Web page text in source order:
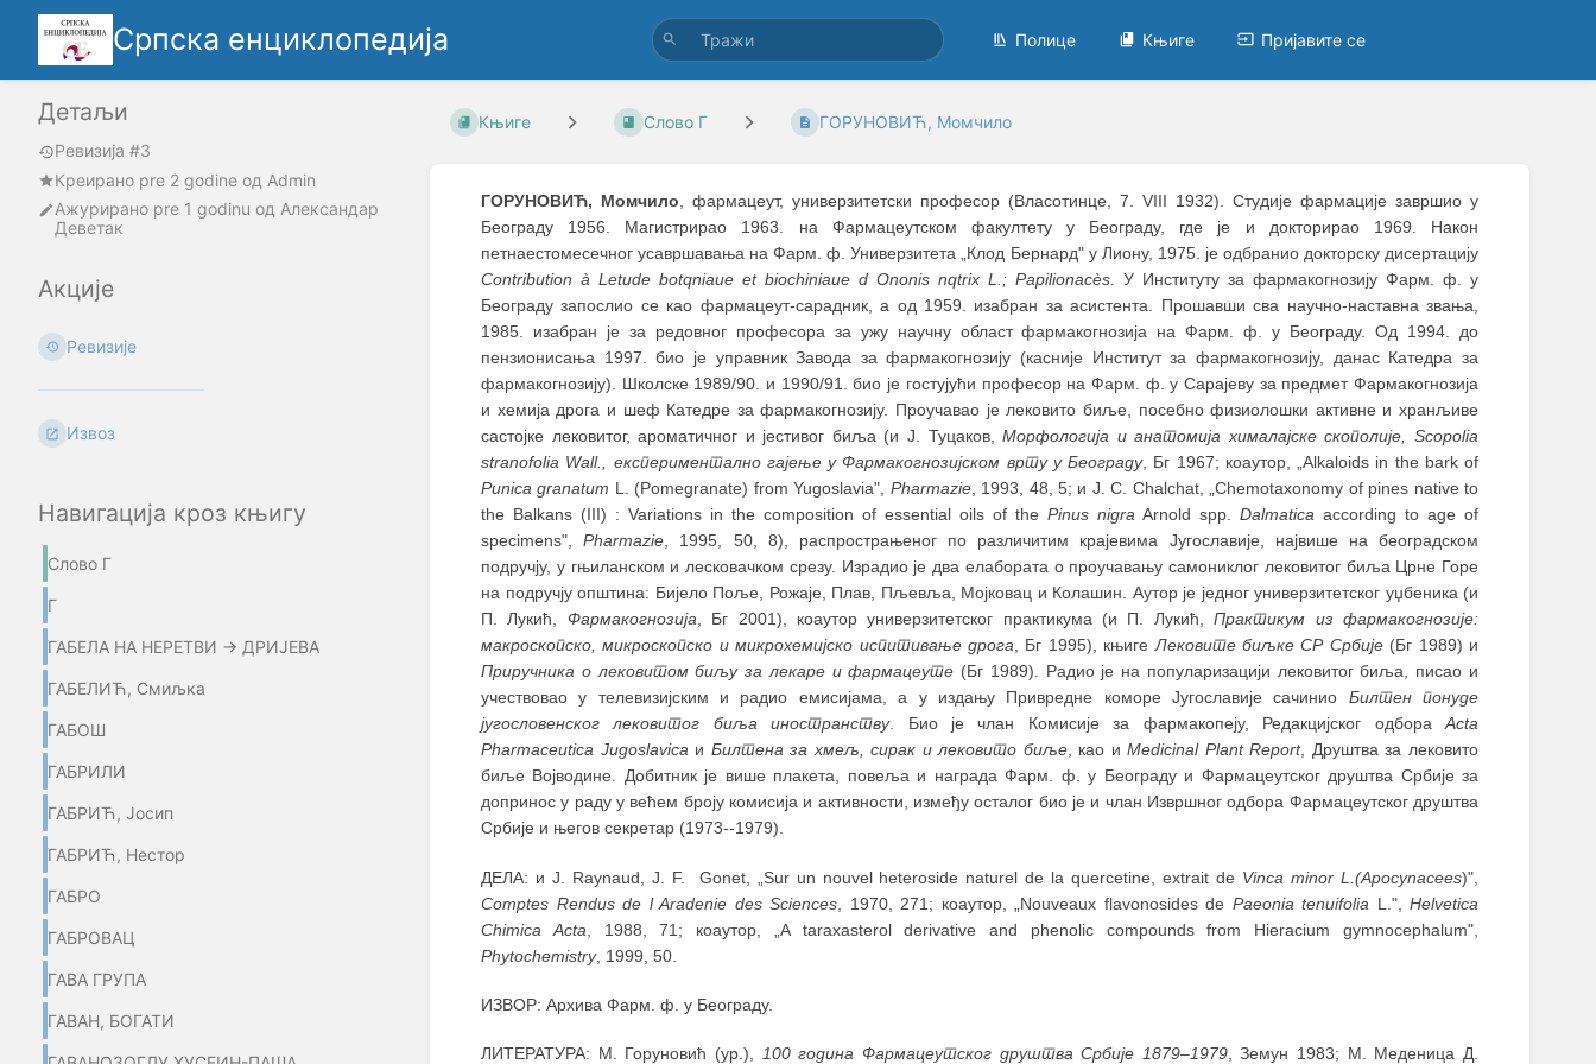
Српска енциклопедија Полице Књиге Пријавите се
Детаљи
Ревизија #3
Креирано pre 2 godine oд Admin
Ажурирано pre 1 godinu од Александар
Деветак
Акције
Ревизије
Извоз
Навигација кроз књигу
Слово Г
Г
ГАБЕЛА НА НЕРЕТВИ → ДРИЈЕВА
ГАБЕЛИЋ, Смиљка
ГАБОШ
ГАБРИЛИ
ГАБРИЋ, Јосип
ГАБРИЋ, Нестор
ГАБРО
ГАБРОВАЦ
ГАВА ГРУПА
ГАВАН, БОГАТИ
Књиге Слово Г ГОРУНОВИЋ, Момчило
ГОРУНОВИЋ, Момчило, фармацеут, универзитетски професор (Власотинцe, 7. VIII 1932). Студије фармације завршио у
Београду 1956. Магистрирао 1963. на Фармацеутском факултету у Београду, где је и докторирао 1969. Након
петнаестомесечног усавршавања на Фарм. ф. Универзитета „Клод Бернард" у Лиону, 1975. је одбранио докторску дисертацију
Contribution à Letude botqniaue et biochiniaue d Ononis nqtrix L.; Papilionacès. У Институту за фармакогнозију Фарм. ф. у
Београду запослио се као фармацеут-сарадник, а од 1959. изабран за асистента. Прошавши сва научно-наставна звања,
1985. изабран је за редовног професора за ужу научну област фармакогнозија на Фарм. ф. у Београду. Од 1994. до
пензионисања 1997. био је управник Завода за фармакогнозију (касније Институт за фармакогнозију, данас Катедра за
фармакогнозију). Школске 1989/90. и 1990/91. био је гостујући професор на Фарм. ф. у Сарајеву за предмет Фармакогнозија
и хемија дрога и шеф Катедре за фармакогнозију. Проучаваo је лековито биље, посебно физиолошки активне и хранљиве
састојке лековитог, ароматичног и јестивог биља (и Ј. Туцаков,Морфологија и анатомија хималајске скополије, Scopolia
stranofolia Wall., експериментално гајење у Фармакогнозијском врту у Београду, Бг 1967; коаутор, „Alkaloids in the bark of
Punica granatum L. (Pomegranate) from Yugoslavia", Pharmazie, 1993, 48, 5; и J. C. Chalchat, „Chemotaxonomy of pines native to
the Balkans (III) : Variations in the composition of essential oils of the Pinus nigra Arnold spp. Dalmatica according to age of
specimens",Pharmazie, 1995, 50, 8), распрострањеног по различитим крајевима Југославије, највише на београдском
подручју, у гњиланском и лесковачком срезу. Израдио је два елабората о проучавању самониклог лековитог биља Црне Горе
на подручју општина: Бијело Поље, Рожаје, Плав, Пљевља, Мојковац и Колашин. Аутор је једног универзитетског уџбеника (и
П. Лукић, Фармакогнозија, Бг 2001), коаутор универзитетског практикума (и П. Лукић,Практикум из фармакогнозије:
макроскопско, микроскопско и микрохемијско испитивање дрога, Бг 1995), књигеЛековите биљке СР Србије(Бг 1989) и
Приручника о лековитом биљу за лекаре и фармацеуте (Бг 1989). Радио је на популаризацији лековитог биља, писао и
учествовао у телевизијским и радио емисијама, а у издању Привредне коморе Југославије сачинио Билтен понуде
југословенског лековитог биља иностранству. Био је члан Комисије за фармакопеју, Редакцијског одбораActa
Pharmaceutica Jugoslavicaи Билтена за хмељ, сирак и лековито биље, као иMedicinal Plant Report, Друштва за лековито
биље Војводине. Добитник је више плакета, повеља и награда Фарм. ф. у Београду и Фармацеутског друштва Србије за
допринос у раду у већем броју комисија и активности, између осталог био је и члан Извршног одбора Фармацеутског друштва
Србије и његов секретар (1973--1979).
ДЕЛА: и J. Raynaud, J. F. Gonet, „Sur un nouvel heteroside naturel de la quercetine, extrait de Vinca minor L.(Apocynacees)",
Comptes Rendus de l Aradenie des Sciences , 1970, 271; коаутор, „Nouveaux flavonosides de Paeonia tenuifolia L.", Helvetica
Chimica Acta , 1988, 71; коаутор, „A taraxasterol derivative and phenolic compounds from Hieracium gymnocephalum",
Phytochemistry, 1999, 50.
ИЗВОР: Архива Фарм. ф. у Београду.
ЛИТЕРАТУРА: М. Горуновић (ур.), 100 година Фармацеутског друштва Србије 1879‒1979, Земун 1983; М. Меденица Д.